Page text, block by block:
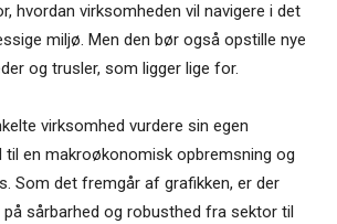
hvordan virksomheden vil navigere i det
miljø. Men den bør også opstille nye
og trusler, som ligger lige for.
virksomhed vurdere sin egen
til en makroøkonomisk opbremsning og
Som det fremgår af grafikken, er der
sårbarhed og robusthed fra sektor til